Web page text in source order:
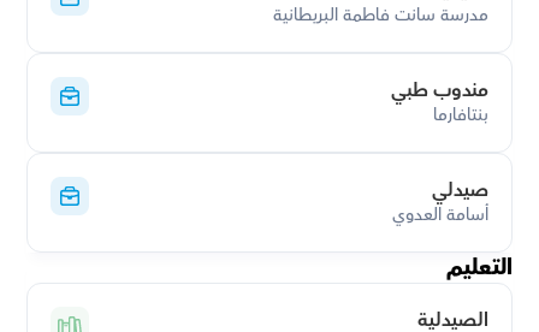
مدرسة سانت فاطمة البريطانية
مندوب طبي
بنتافارما
صيدلي
أسامة العدوي
التعليم
الصيدلية